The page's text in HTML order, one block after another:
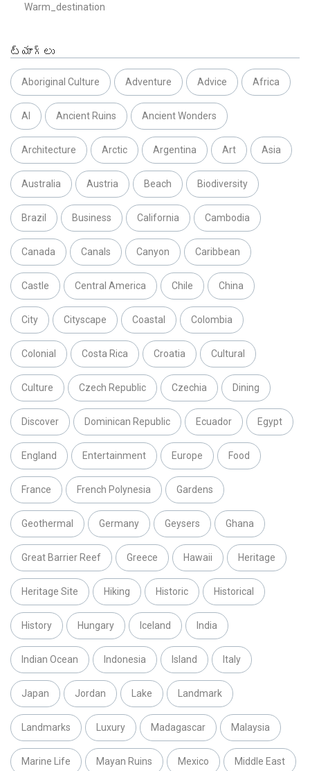
Warm_destination
ట్యాగ్లు
Aboriginal Culture Adventure Advice Africa
AI Ancient Ruins Ancient Wonders
Architecture Arctic Argentina Art Asia
Australia Austria Beach Biodiversity
Brazil Business California Cambodia
Canada Canals Canyon Caribbean
Castle Central America Chile China
City Cityscape Coastal Colombia
Colonial Costa Rica Croatia Cultural
Culture Czech Republic Czechia Dining
Discover Dominican Republic Ecuador Egypt
England Entertainment Europe Food
France French Polynesia Gardens
Geothermal Germany Geysers Ghana
Great Barrier Reef Greece Hawaii Heritage
Heritage Site Hiking Historic Historical
History Hungary Iceland India
Indian Ocean Indonesia Island Italy
Japan Jordan Lake Landmark
Landmarks Luxury Madagascar Malaysia
Marine Life Mayan Ruins Mexico Middle East